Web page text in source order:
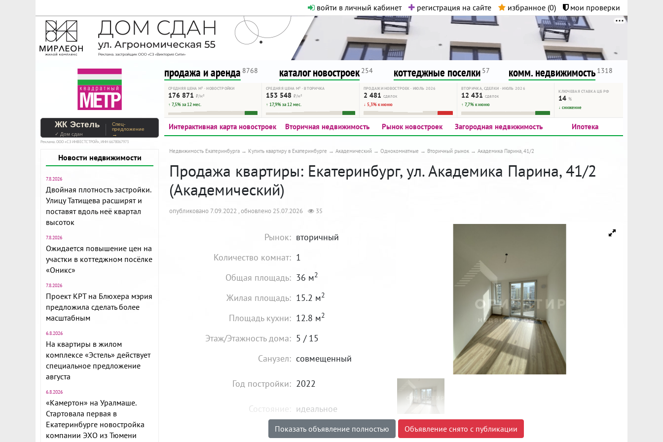
войти в личный кабинет регистрация на сайте избранное (0) мои проверки
На Метре реклама - только нормальная. Никакого шок-контента.
Помогайте независимому ресурсу, как он помогает вам. Удачи!
продажа и аренда 8768 каталог новостроек 254 коттеджные поселки 57 комм. недвижимость 1318
СРЕДНЯЯ ЦЕНА М² · НОВОСТРОЙКИ
176 871 ₽/м²
↑ 7,5% за 12 мес.
СРЕДНЯЯ ЦЕНА М² · ВТОРИЧКА
153 548 ₽/м²
↑ 17,9% за 12 мес.
ПРОДАЖИ НОВОСТРОЕК · ИЮЛЬ 2026
2 481 сделок
↓ 5,3% к июню
ВТОРИЧКА, СДЕЛКИ · ИЮЛЬ 2026
12 431 сделок
↑ 7,7% к июню
КЛЮЧЕВАЯ СТАВКА ЦБ РФ
14%
↓ снижение
ЖК Эстель
✓ Дом сдан
Спец-
предложение
→
Реклама. ООО «СЗ ИНВЕСТСТРОЙ», ИНН 6678067973
Новости недвижимости
7.8.2026
Двойная плотность застройки.
Улицу Татищева расширят и
поставят вдоль неё квартал
высоток
7.8.2026
Ожидается повышение цен на
участки в коттеджном посёлке
«Оникс»
7.8.2026
Проект КРТ на Блюхера мэрия
предложила сделать более
масштабным
6.8.2026
На квартиры в жилом
комплексе «Эстель» действует
специальное предложение
августа
6.8.2026
«Камертон» на Уралмаше.
Стартовала первая в
Екатеринбурге новостройка
компании ЭХО из Тюмени
Интерактивная карта новостроек Вторичная недвижимость Рынок новостроек Загородная недвижимость Ипотека
Недвижимость Екатеринбурга Купить квартиру в Екатеринбурге Академический Однокомнатные Вторичный рынок Академика Парина, 41/2
Продажа квартиры: Екатеринбург, ул. Академика Парина, 41/2
(Академический)
опубликовано 7.09.2022 , обновлено 25.07.2026 35
Рынок: вторичный
Количество комнат: 1
Общая площадь: 36 м2
Жилая площадь: 15.2 м2
Площадь кухни: 12.8 м2
Этаж/Этажность дома: 5 / 15
Санузел: совмещенный
Год постройки: 2022
Состояние: идеальное
Цена: 3 990 000₽
Показать объявление полностью Объявление снято с публикации